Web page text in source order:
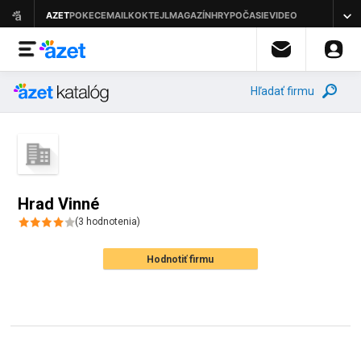
Hľadať firmu
Hrad Vinné
(3 hodnotenia)
Hodnotiť firmu